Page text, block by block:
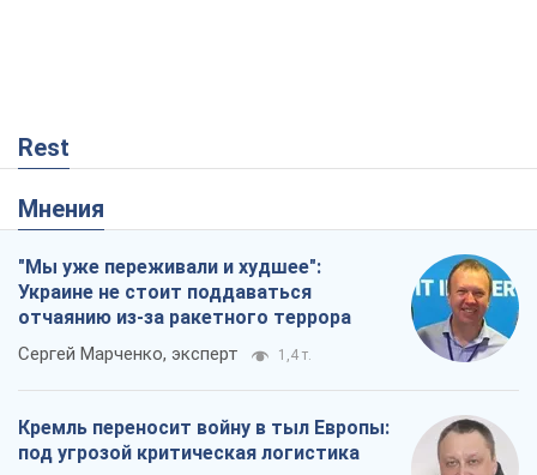
Rest
Мнения
"Мы уже переживали и худшее":
Украине не стоит поддаваться
отчаянию из-за ракетного террора
Сергей Марченко, эксперт 1,4 т.
Кремль переносит войну в тыл Европы:
под угрозой критическая логистика